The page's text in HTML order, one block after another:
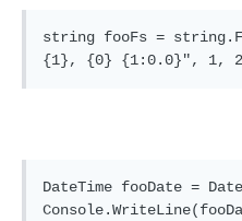
string fooFs =
DateTime fooDate =